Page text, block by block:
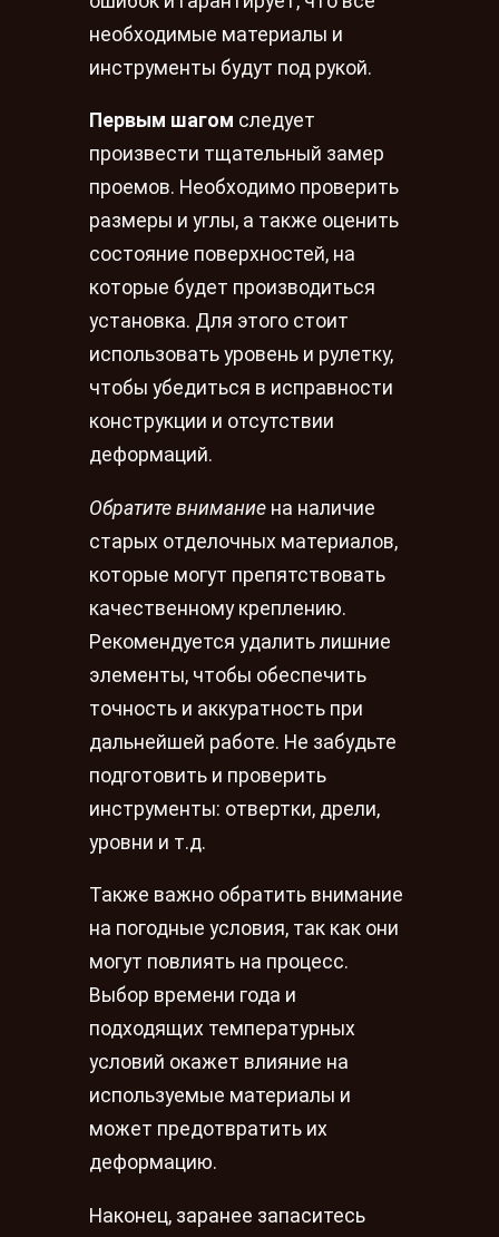
необходимые материалы и
инструменты будут под рукой.
Первым шагом следует
произвести тщательный замер
проемов. Необходимо проверить
размеры и углы, а также оценить
состояние поверхностей, на
которые будет производиться
установка. Для этого стоит
использовать уровень и рулетку,
чтобы убедиться в исправности
конструкции и отсутствии
деформаций.
Обратите внимание на наличие
старых отделочных материалов,
которые могут препятствовать
качественному креплению.
Рекомендуется удалить лишние
элементы, чтобы обеспечить
точность и аккуратность при
дальнейшей работе. Не забудьте
подготовить и проверить
инструменты: отвертки, дрели,
уровни и т.д.
Также важно обратить внимание
на погодные условия, так как они
могут повлиять на процесс.
Выбор времени года и
подходящих температурных
условий окажет влияние на
используемые материалы и
может предотвратить их
деформацию.
Наконец, заранее запаситесь